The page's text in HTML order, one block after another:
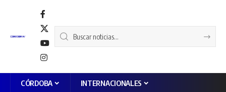
CÓRDOBA INTERNACIONALES